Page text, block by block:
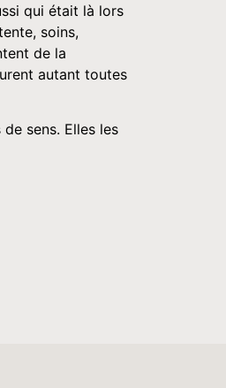
qui était là lors
soins,
de la
autant toutes
sens. Elles les